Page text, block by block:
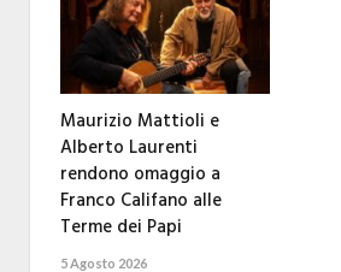
Maurizio Mattioli e
Alberto Laurenti
rendono omaggio a
Franco Califano alle
Terme dei Papi
5 Agosto 2026